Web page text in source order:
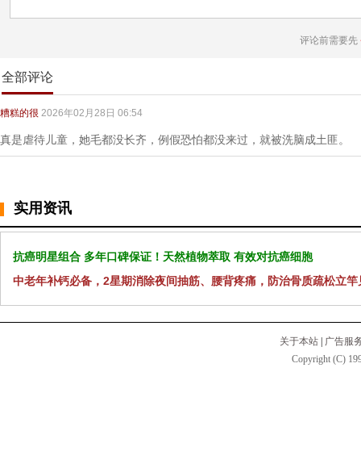
评论前需要先
全部评论
糟糕的很 2026年02月28日 06:54
真是虐待儿童，她毛都没长齐，例假恐怕都没来过，就被洗脑成土匪。
实用资讯
抗癌明星组合 多年口碑保证！天然植物萃取 有效对抗癌细胞
中老年补钙必备，2星期消除夜间抽筋、腰背疼痛，防治骨质疏松立竿
关于本站
广告服
Copyright (C)